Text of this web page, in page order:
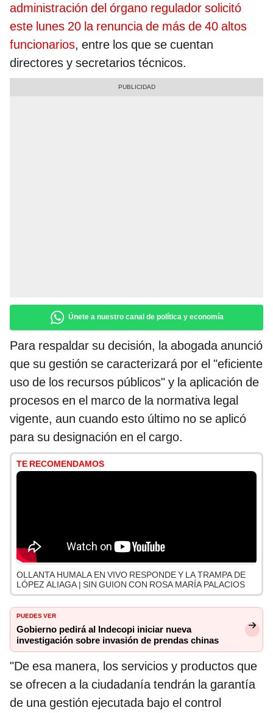
administración del órgano regulador solicitó
este lunes 20 la renuncia de más de 40 altos
funcionarios, entre los que se cuentan
directores y secretarios técnicos.
Únete a nuestro canal de política y economía
Para respaldar su decisión, la abogada anunció
que su gestión se caracterizará por el "eficiente
uso de los recursos públicos" y la aplicación de
procesos en el marco de la normativa legal
vigente, aun cuando esto último no se aplicó
para su designación en el cargo.
TE RECOMENDAMOS
OLLANTA HUMALA EN VIVO RESPONDE Y LA TRAMPA DE
LÓPEZ ALIAGA | SIN GUION CON ROSA MARÍA PALACIOS
PUEDES VER
Gobierno pedirá al Indecopi iniciar nueva
investigación sobre invasión de prendas chinas
"De esa manera, los servicios y productos que
se ofrecen a la ciudadanía tendrán la garantía
de una gestión ejecutada bajo el control